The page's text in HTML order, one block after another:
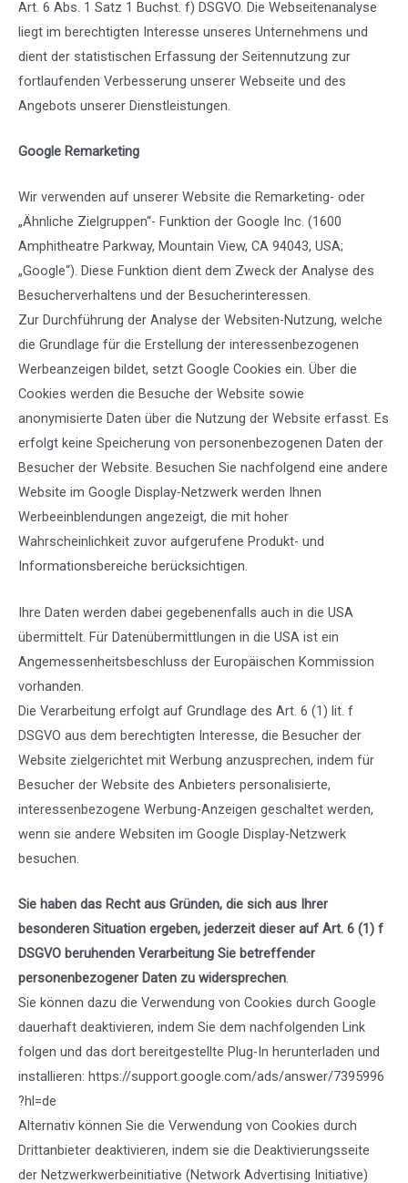
Art. 6 Abs. 1 Satz 1 Buchst. f) DSGVO. Die Webseitenanalyse
liegt im berechtigten Interesse unseres Unternehmens und
dient der statistischen Erfassung der Seitennutzung zur
fortlaufenden Verbesserung unserer Webseite und des
Angebots unserer Dienstleistungen.
Google Remarketing
Wir verwenden auf unserer Website die Remarketing- oder
„Ähnliche Zielgruppen“- Funktion der Google Inc. (1600
Amphitheatre Parkway, Mountain View, CA 94043, USA;
„Google“). Diese Funktion dient dem Zweck der Analyse des
Besucherverhaltens und der Besucherinteressen.
Zur Durchführung der Analyse der Websiten-Nutzung, welche
die Grundlage für die Erstellung der interessenbezogenen
Werbeanzeigen bildet, setzt Google Cookies ein. Über die
Cookies werden die Besuche der Website sowie
anonymisierte Daten über die Nutzung der Website erfasst. Es
erfolgt keine Speicherung von personenbezogenen Daten der
Besucher der Website. Besuchen Sie nachfolgend eine andere
Website im Google Display-Netzwerk werden Ihnen
Werbeeinblendungen angezeigt, die mit hoher
Wahrscheinlichkeit zuvor aufgerufene Produkt- und
Informationsbereiche berücksichtigen.
Ihre Daten werden dabei gegebenenfalls auch in die USA
übermittelt. Für Datenübermittlungen in die USA ist ein
Angemessenheitsbeschluss der Europäischen Kommission
vorhanden.
Die Verarbeitung erfolgt auf Grundlage des Art. 6 (1) lit. f
DSGVO aus dem berechtigten Interesse, die Besucher der
Website zielgerichtet mit Werbung anzusprechen, indem für
Besucher der Website des Anbieters personalisierte,
interessenbezogene Werbung-Anzeigen geschaltet werden,
wenn sie andere Websiten im Google Display-Netzwerk
besuchen.
Sie haben das Recht aus Gründen, die sich aus Ihrer
besonderen Situation ergeben, jederzeit dieser auf Art. 6 (1) f
DSGVO beruhenden Verarbeitung Sie betreffender
personenbezogener Daten zu widersprechen.
Sie können dazu die Verwendung von Cookies durch Google
dauerhaft deaktivieren, indem Sie dem nachfolgenden Link
folgen und das dort bereitgestellte Plug-In herunterladen und
installieren: https://support.google.com/ads/answer/7395996
?hl=de
Alternativ können Sie die Verwendung von Cookies durch
Drittanbieter deaktivieren, indem sie die Deaktivierungsseite
der Netzwerkwerbeinitiative (Network Advertising Initiative)